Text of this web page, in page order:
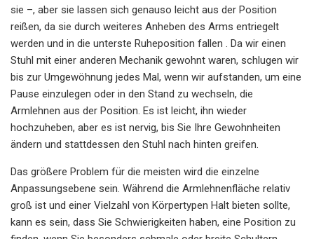
sie –, aber sie lassen sich genauso leicht aus der Position
reißen, da sie durch weiteres Anheben des Arms entriegelt
werden und in die unterste Ruheposition fallen . Da wir einen
Stuhl mit einer anderen Mechanik gewohnt waren, schlugen wir
bis zur Umgewöhnung jedes Mal, wenn wir aufstanden, um eine
Pause einzulegen oder in den Stand zu wechseln, die
Armlehnen aus der Position. Es ist leicht, ihn wieder
hochzuheben, aber es ist nervig, bis Sie Ihre Gewohnheiten
ändern und stattdessen den Stuhl nach hinten greifen.
Das größere Problem für die meisten wird die einzelne
Anpassungsebene sein. Während die Armlehnenfläche relativ
groß ist und einer Vielzahl von Körpertypen Halt bieten sollte,
kann es sein, dass Sie Schwierigkeiten haben, eine Position zu